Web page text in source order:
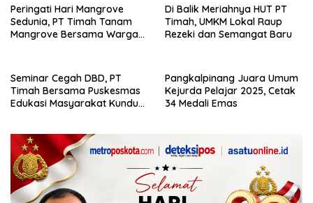
Peringati Hari Mangrove
Sedunia, PT Timah Tanam
Mangrove Bersama Warga
Di Balik Meriahnya HUT PT
Timah, UMKM Lokal Raup
Rezeki dan Semangat Baru
Seminar Cegah DBD, PT
Timah Bersama Puskesmas
Edukasi Masyarakat Kundur
Pangkalpinang Juara Umum
Kejurda Pelajar 2025, Cetak
34 Medali Emas